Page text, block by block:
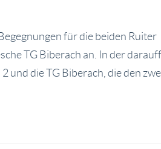
für die beiden Ruiter
TG Biberach an. In der
und die TG Biberach, die den